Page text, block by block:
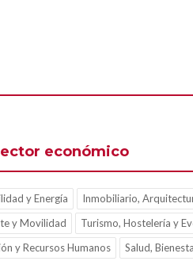
económico
y Energía Inmobiliario,
y Movilidad
Turismo, Hostelería y
y Recursos Humanos
Salud,